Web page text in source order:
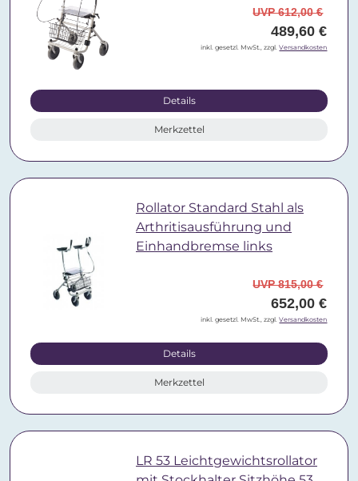
UVP 612,00 €
489,60 €
inkl. gesetzl. MwSt., zzgl.Versandkosten
Details
Merkzettel
Rollator Standard Stahl als
Arthritisausführung und
Einhandbremse links
UVP 815,00 €
652,00 €
inkl. gesetzl. MwSt., zzgl.Versandkosten
Details
Merkzettel
LR 53 Leichtgewichtsrollator